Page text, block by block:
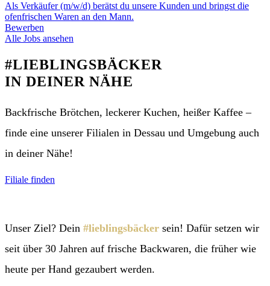
Als Verkäufer (m/w/d) berätst du unsere Kunden und bringst die
ofenfrischen Waren an den Mann.
Bewerben
Alle Jobs ansehen
#LIEBLINGSBÄCKER
IN DEINER NÄHE
Backfrische Brötchen, leckerer Kuchen, heißer Kaffee –
finde eine unserer Filialen in Dessau und Umgebung auch
in deiner Nähe!
Filiale finden
Unser Ziel? Dein #lieblingsbäcker sein! Dafür setzen wir
seit über 30 Jahren auf frische Backwaren, die früher wie
heute per Hand gezaubert werden.